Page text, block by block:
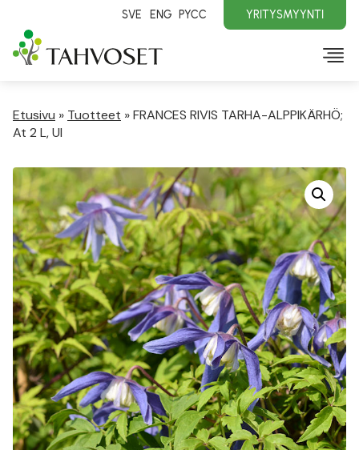
SVE ENG PYCC YRITYSMYYNTI
Etusivu » Tuotteet »FRANCES RIVIS TARHA-ALPPIKÄRHÖ;
At 2 L, Ul